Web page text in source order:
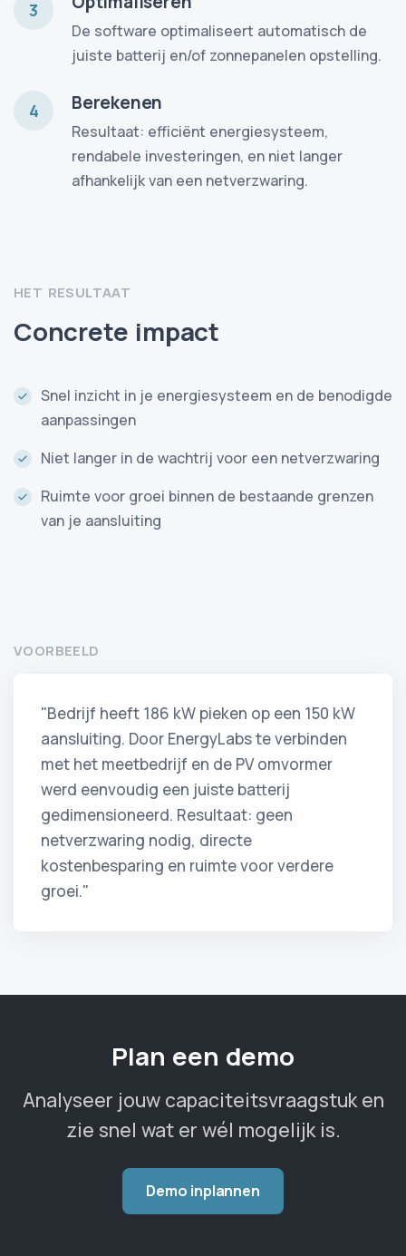
3
De software optimaliseert automatisch de
juiste batterij en/of zonnepanelen opstelling.
4 Berekenen
Resultaat: efficiënt energiesysteem,
rendabele investeringen, en niet langer
afhankelijk van een netverzwaring.
HET RESULTAAT
Concrete impact
Snel inzicht in je energiesysteem en de benodigde
aanpassingen
Niet langer in de wachtrij voor een netverzwaring
Ruimte voor groei binnen de bestaande grenzen
van je aansluiting
VOORBEELD
"Bedrijf heeft 186 kW pieken op een 150 kW
aansluiting. Door EnergyLabs te verbinden
met het meetbedrijf en de PV omvormer
werd eenvoudig een juiste batterij
gedimensioneerd. Resultaat: geen
netverzwaring nodig, directe
kostenbesparing en ruimte voor verdere
groei."
Plan een demo
Analyseer jouw capaciteitsvraagstuk en
zie snel wat er wél mogelijk is.
Demo inplannen